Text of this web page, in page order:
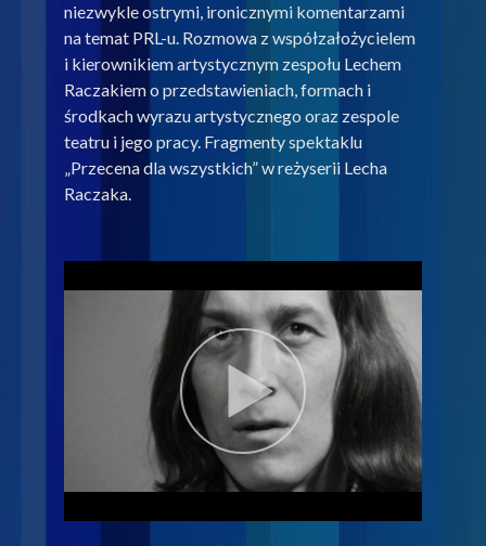
niezwykle ostrymi, ironicznymi komentarzami
na temat PRL-u. Rozmowa z współzałożycielem
i kierownikiem artystycznym zespołu Lechem
Raczakiem o przedstawieniach, formach i
środkach wyrazu artystycznego oraz zespole
teatru i jego pracy. Fragmenty spektaklu
„Przecena dla wszystkich” w reżyserii Lecha
Raczaka.